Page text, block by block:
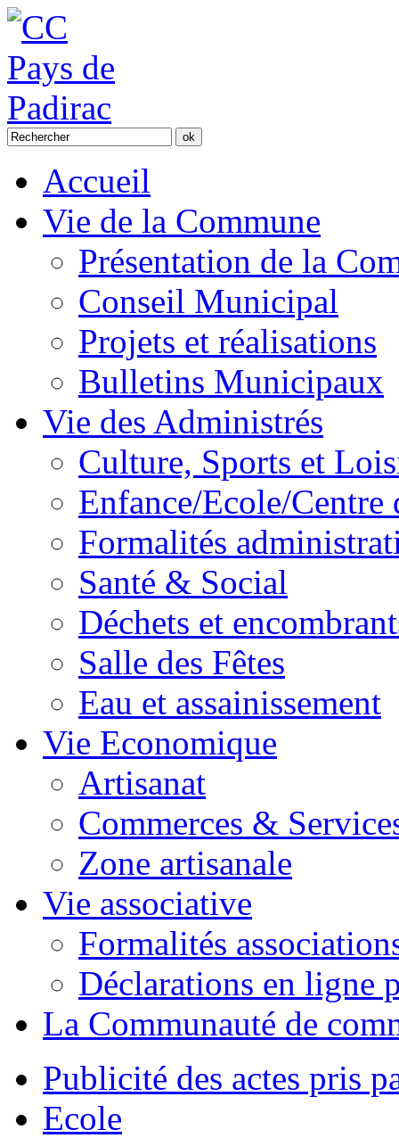
Accueil
Vie de la Commune
Présentation de la
Conseil Municipal
Projets et réalisations
Bulletins Municipaux
Vie des Administrés
Culture, Sports et
Enfance/Ecole/Centre
Formalités
Santé & Social
Déchets et
Salle des Fêtes
Eau et assainissement
Vie Economique
Artisanat
Commerces &
Zone artisanale
Vie associative
Formalités
Déclarations en ligne
La Communauté de
Publicité des actes pris
Ecole